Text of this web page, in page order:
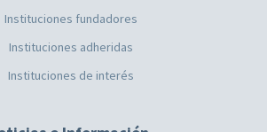
Instituciones fundadores
Instituciones adheridas
Instituciones de interés